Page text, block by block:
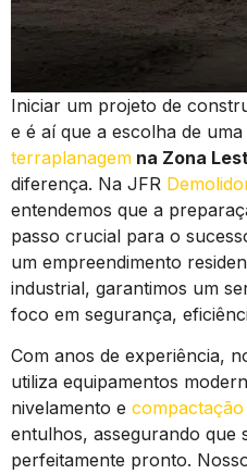
Iniciar um projeto de
e é aí que a escolha de
terraplanagem na Zona
diferença. Na JFR
entendemos que a
passo crucial para o
um empreendimento
industrial, garantimos um
foco em segurança,
Com anos de experiência,
utiliza equipamentos
nivelamento e
entulhos, assegurando que
perfeitamente pronto.